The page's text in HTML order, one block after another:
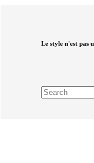
Le style n'est pas